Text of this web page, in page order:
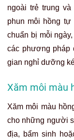
ngoài trẻ trung
phun môi hồng
chuẩn bị mỗi
các phương pháp
gian nghỉ dưỡng
Xăm môi màu
Xăm môi màu
cho những người
địa, bẩm sinh